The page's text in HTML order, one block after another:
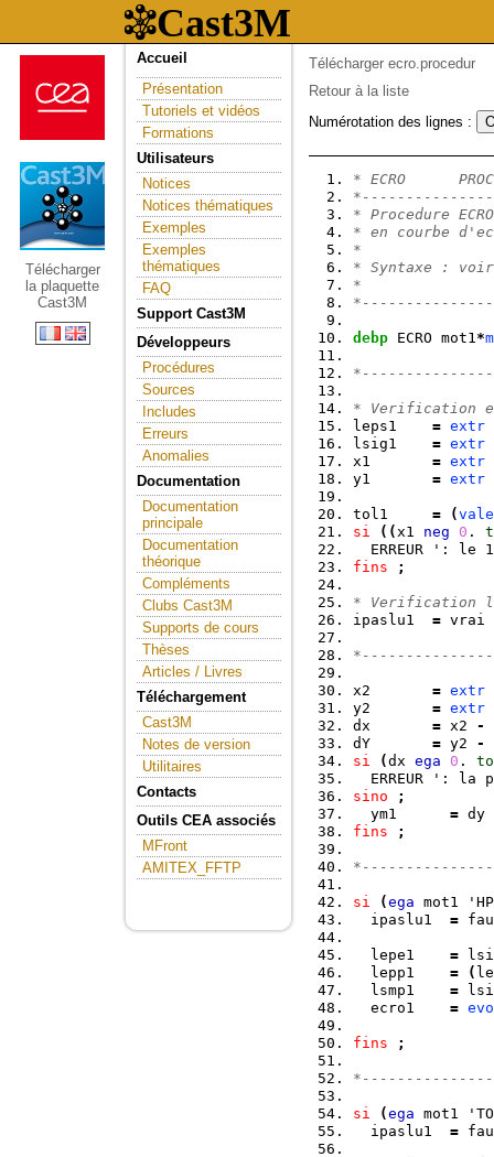
Télécharger
la plaquette
Cast3M
Accueil
Présentation
Tutoriels et vidéos
Formations
Utilisateurs
Notices
Notices thématiques
Exemples
Exemples
thématiques
FAQ
Support Cast3M
Développeurs
Procédures
Sources
Includes
Erreurs
Anomalies
Documentation
Documentation
principale
Documentation
théorique
Compléments
Clubs Cast3M
Supports de cours
Thèses
Articles / Livres
Téléchargement
Cast3M
Notes de version
Utilitaires
Contacts
Outils CEA associés
MFront
AMITEX_FFTP
Télécharger ecro.procedur
Retour à la liste
Numérotation des lignes :
* ECRO
* Procedure
* en courbe
*
* Syntaxe :
*
debp ECRO mot1*
* Verification
leps1 = extr
lsig1 = extr
x1 = extr
y1 = extr
tol1 = (vale
si
( (x1 neg 0 .
ERREUR ': le
fins
;
* Verification
ipaslu1 = vrai
x2 = extr
y2 = extr
dx = x2 -
dY = y2 -
si
(dx ega 0 .
ERREUR ': la
sino
;
  ym1
= dy
fins
;
si (ega mot1
  ipaslu1
=
  lepe1
=
  lepp1
= (
  lsmp1
=
  ecro1
=
fins ;
si (ega mot1
  ipaslu1
=